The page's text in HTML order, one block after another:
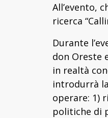
All’evento,
ricerca
Durante
don Oreste
in realtà
introdurrà
operare: 1)
politiche di